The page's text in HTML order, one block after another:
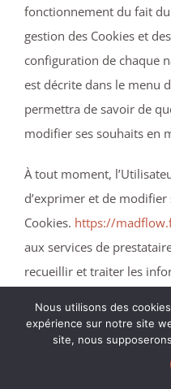
fonctionnement du fait
gestion des Cookies et
configuration de chaque
est décrite dans le menu
permettra de savoir de
modifier ses souhaits en
À tout moment,
d’exprimer et de
Cookies. https://
aux services de
recueillir et traiter les
Enfin, en cliquant sur les
sociaux Twitter,
Nous utilisons des
expérience sur notre site
site, nous